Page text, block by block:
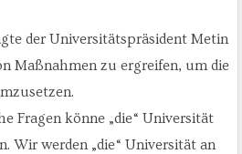
der Universitätspräsident Metin
Maßnahmen zu ergreifen, um die
Fragen könne „die“ Universität
Wir werden „die“ Universität an